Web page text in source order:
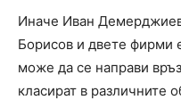
Иначе Иван
Борисов и двете фирми
може да се направи
класират в различните